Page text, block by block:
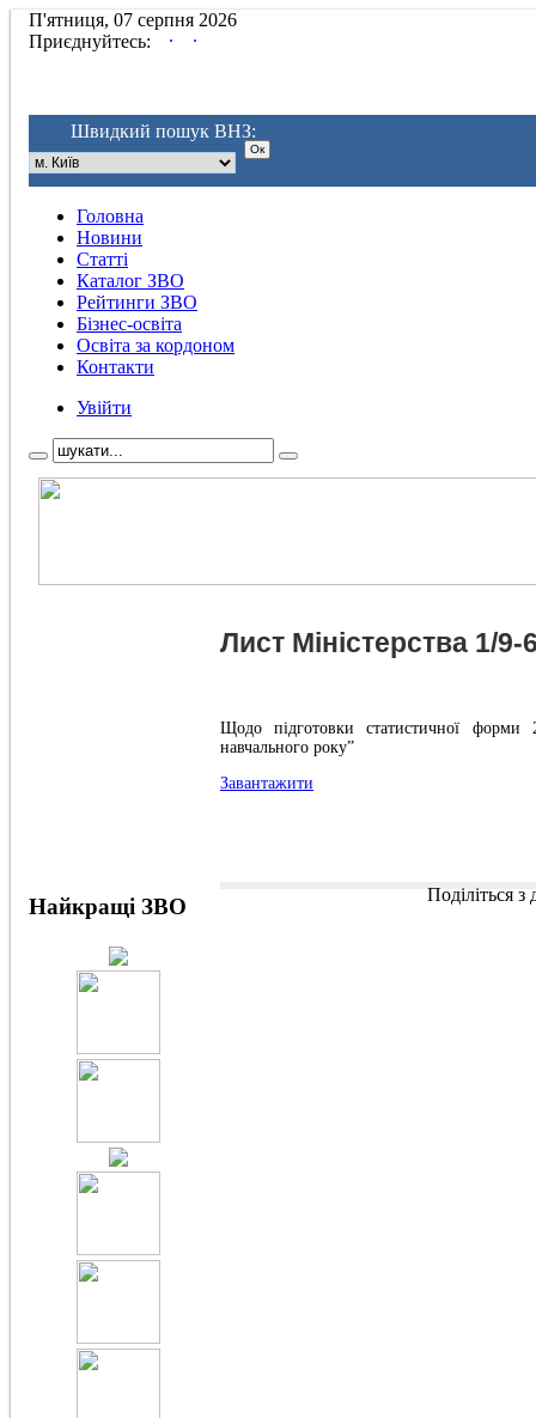
П'ятниця, 07 серпня 2026
Приєднуйтесь:
. .
Швидкий пошук ВНЗ:
Головна
Новини
Статті
Каталог ЗВО
Рейтинги ЗВО
Бізнес-освіта
Освіта за кордоном
Контакти
Увійти
Лист Міністерства 1/9-
Щодо підготовки статистичної
навчального року”
Завантажити
Поділіться
Найкращі ЗВО